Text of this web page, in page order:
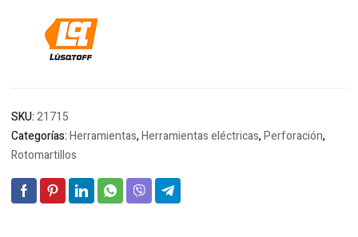
SKU:21715
Categorías:Herramientas,Herramientas eléctricas,Perforación,
Rotomartillos